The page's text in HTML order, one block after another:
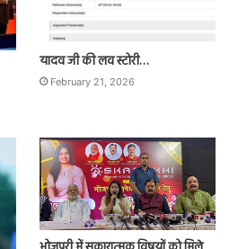
यादव जी की लव स्टोरी…
February 21, 2026